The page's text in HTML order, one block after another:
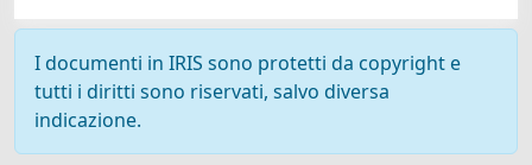
I documenti in IRIS sono protetti da copyright e
tutti i diritti sono riservati, salvo diversa
indicazione.